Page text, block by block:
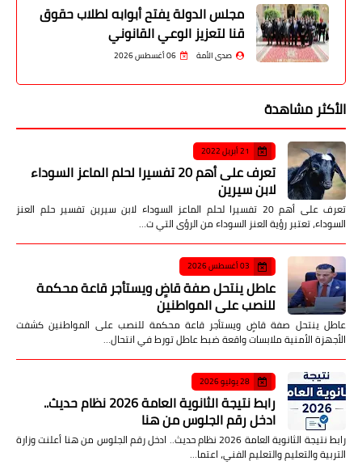
مجلس الدولة يفتح أبوابه لطلاب حقوق
قنا لتعزيز الوعي القانوني
صدى الأمة 06 أغسطس 2026
الأكثر مشاهدة
21 أبريل 2022
تعرف على أهم 20 تفسيرا لحلم الماعز السوداء
لابن سيرين
تعرف على أهم 20 تفسيرا لحلم الماعز السوداء لابن سيرين تفسير حلم العنز
السوداء، تعتبر رؤية العنز السوداء من الرؤى التي ت…
03 أغسطس 2026
عاطل ينتحل صفة قاضٍ ويستأجر قاعة محكمة
للنصب على المواطنين
عاطل ينتحل صفة قاضٍ ويستأجر قاعة محكمة للنصب على المواطنين كشفت
الأجهزة الأمنية ملابسات واقعة ضبط عاطل تورط في انتحال…
28 يوليو 2026
رابط نتيجة الثانوية العامة 2026 نظام حديث..
ادخل رقم الجلوس من هنا
رابط نتيجة الثانوية العامة 2026 نظام حديث.. ادخل رقم الجلوس من هنا أعلنت وزارة
التربية والتعليم والتعليم الفني، اعتما…